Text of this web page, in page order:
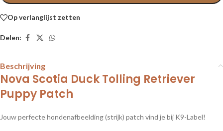
Op verlanglijst zetten
Delen:
Beschrijving
Nova Scotia Duck Tolling Retriever
Puppy Patch
Jouw perfecte hondenafbeelding (strijk) patch vind je bij K9-Label!